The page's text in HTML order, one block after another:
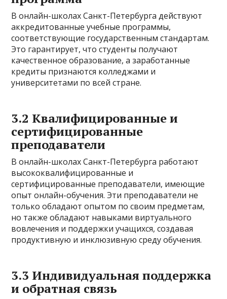
В онлайн-школах Санкт-Петербурга действуют
аккредитованные учебные программы,
соответствующие государственным стандартам.
Это гарантирует, что студенты получают
качественное образование, а заработанные
кредиты признаются колледжами и
университетами по всей стране.
3.2 Квалифицированные и
сертифицированные
преподаватели
В онлайн-школах Санкт-Петербурга работают
высококвалифицированные и
сертифицированные преподаватели, имеющие
опыт онлайн-обучения. Эти преподаватели не
только обладают опытом по своим предметам,
но также обладают навыками виртуального
вовлечения и поддержки учащихся, создавая
продуктивную и инклюзивную среду обучения.
3.3 Индивидуальная поддержка
и обратная связь